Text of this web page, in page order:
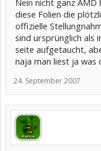
diese Folien die
offizielle
sind ursprünglich als
seite aufgetaucht,
naja man liest ja
24. September 2007